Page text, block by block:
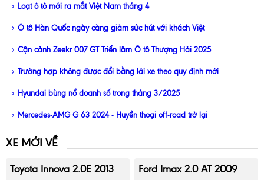
Loạt ô tô mới ra mắt Việt Nam tháng 4
Ô tô Hàn Quốc ngày càng giảm sức hút với khách Việt
Cận cảnh Zeekr 007 GT Triển lãm Ô tô Thượng Hải 2025
Trường hợp không được đổi bằng lái xe theo quy định mới
Hyundai bùng nổ doanh số trong tháng 3/2025
Mercedes-AMG G 63 2024 - Huyền thoại off-road trở lại
XE MỚI VỀ
Toyota Innova 2.0E 2013 Ford Imax 2.0 AT 2009